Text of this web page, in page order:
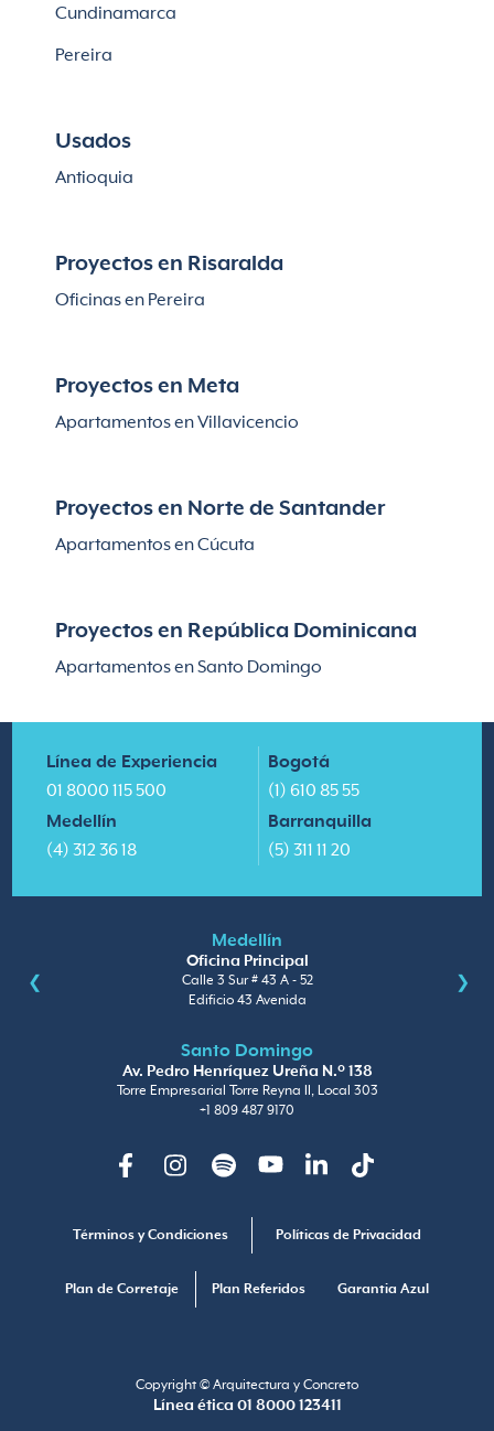
Cundinamarca
Pereira
Usados
Antioquia
Proyectos en Risaralda
Oficinas en Pereira
Proyectos en Meta
Apartamentos en Villavicencio
Proyectos en Norte de Santander
Apartamentos en Cúcuta
Proyectos en República Dominicana
Apartamentos en Santo Domingo
Línea de Experiencia
01 8000 115 500
Medellín
(4) 312 36 18
Bogotá
(1) 610 85 55
Barranquilla
(5) 311 11 20
Medellín
Oficina Principal
Calle 3 Sur # 43 A - 52
Edificio 43 Avenida
Santo Domingo
Av. Pedro Henríquez Ureña N.º 138
Torre Empresarial Torre Reyna II, Local 303
+1 809 487 9170
Términos y Condiciones Políticas de Privacidad
Plan de Corretaje Plan Referidos Garantia Azul
FacebookInstagramSpotify YoutubeLinkedinTikTok
Copyright © Arquitectura y Concreto
Línea ética 01 8000 123411